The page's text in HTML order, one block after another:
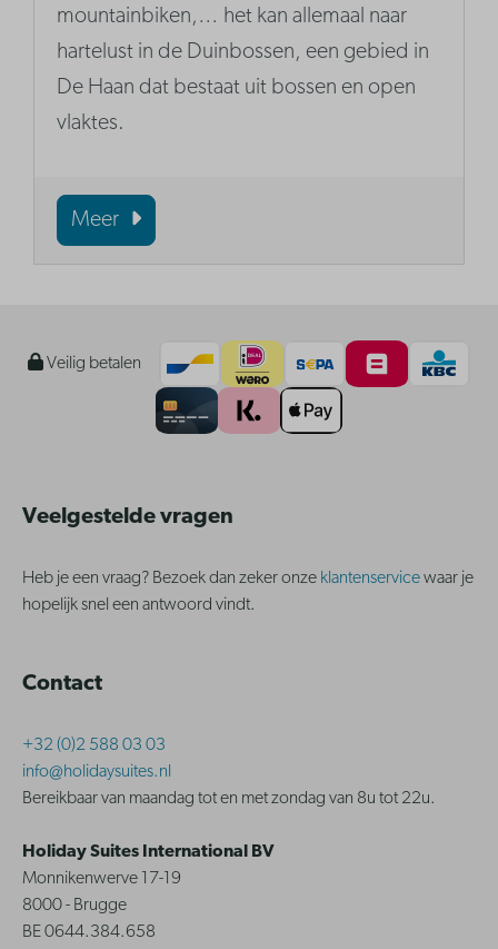
mountainbiken,… het kan allemaal naar
hartelust in de Duinbossen, een gebied in
De Haan dat bestaat uit bossen en open
vlaktes.
Meer
Veilig betalen
Veelgestelde vragen
Heb je een vraag? Bezoek dan zeker onze klantenservicewaar je
hopelijk snel een antwoord vindt.
Contact
+32 (0)2 588 03 03
info@holidaysuites.nl
Bereikbaar van maandag tot en met zondag van 8u tot 22u.
Holiday Suites International BV
Monnikenwerve 17-19
8000 - Brugge
BE 0644.384.658